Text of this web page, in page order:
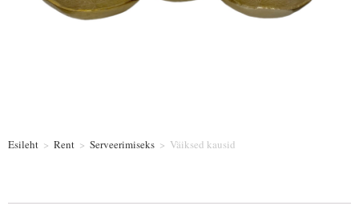
Esileht > Rent > Serveerimiseks > Väiksed kausid